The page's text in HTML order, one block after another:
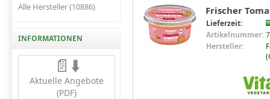
Alle Hersteller (10886)
INFORMATIONEN
📄⬇️
Aktuelle Angebote
(PDF)
Frischer
Lieferzeit:
Artikelnummer:
Hersteller: